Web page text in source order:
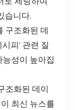
습니다.
구조화된 데
피’ 관련 질
성이 높아집
조화된 데이
최신 뉴스를